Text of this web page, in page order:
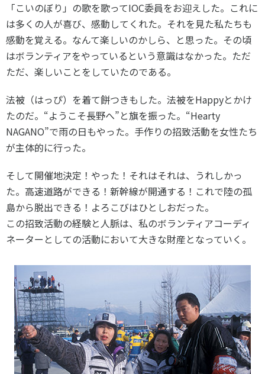
「こいのぼり」の歌を歌ってIOC委員をお迎えした。これに
は多くの人が喜び、感動してくれた。それを見た私たちも
感動を覚える。なんて楽しいのかしら、と思った。その頃
はボランティアをやっているという意識はなかった。ただ
ただ、楽しいことをしていたのである。
法被（はっぴ）を着て餅つきもした。法被をHappyとかけ
たのだ。“ようこそ長野へ”と旗を振った。“Hearty
NAGANO”で雨の日もやった。手作りの招致活動を女性たち
が主体的に行った。
そして開催地決定！やった！それはそれは、うれしかっ
た。高速道路ができる！新幹線が開通する！これで陸の孤
島から脱出できる！よろこびはひとしおだった。
この招致活動の経験と人脈は、私のボランティアコーディ
ネーターとしての活動において大きな財産となっていく。